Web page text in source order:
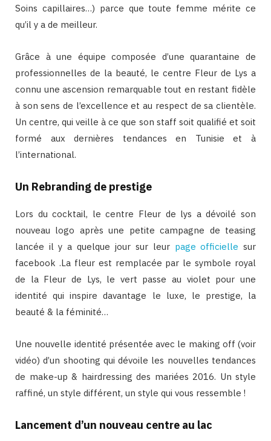
Soins capillaires…) parce que toute femme mérite ce
qu’il y a de meilleur.
Grâce à une équipe composée d’une quarantaine de
professionnelles de la beauté, le centre Fleur de Lys a
connu une ascension remarquable tout en restant fidèle
à son sens de l’excellence et au respect de sa clientèle.
Un centre, qui veille à ce que son staff soit qualifié et soit
formé aux dernières tendances en Tunisie et à
l’international.
Un Rebranding de prestige
Lors du cocktail, le centre Fleur de lys a dévoilé son
nouveau logo après une petite campagne de teasing
lancée il y a quelque jour sur leurpage officiellesur
facebook .La fleur est remplacée par le symbole royal
de la Fleur de Lys, le vert passe au violet pour une
identité qui inspire davantage le luxe, le prestige, la
beauté & la féminité…
Une nouvelle identité présentée avec le making off (voir
vidéo) d’un shooting qui dévoile les nouvelles tendances
de make-up & hairdressing des mariées 2016. Un style
raffiné, un style différent, un style qui vous ressemble !
Lancement d’un nouveau centre au lac